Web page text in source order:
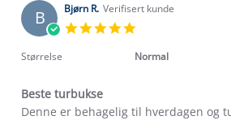
B Bjørn R. Verifisert kunde
rating
Størrelse Normal
Beste turbukse
Review
review
Denne er behagelig til hverdagen og